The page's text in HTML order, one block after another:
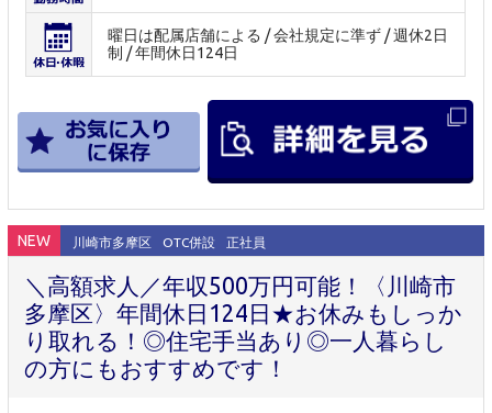
曜日は配属店舗による / 会社規定に準ず / 週休2日
制 / 年間休日124日
NEW 川崎市多摩区 OTC併設 正社員
＼高額求人／年収500万円可能！〈川崎市
多摩区〉年間休日124日★お休みもしっか
り取れる！◎住宅手当あり◎一人暮らし
の方にもおすすめです！